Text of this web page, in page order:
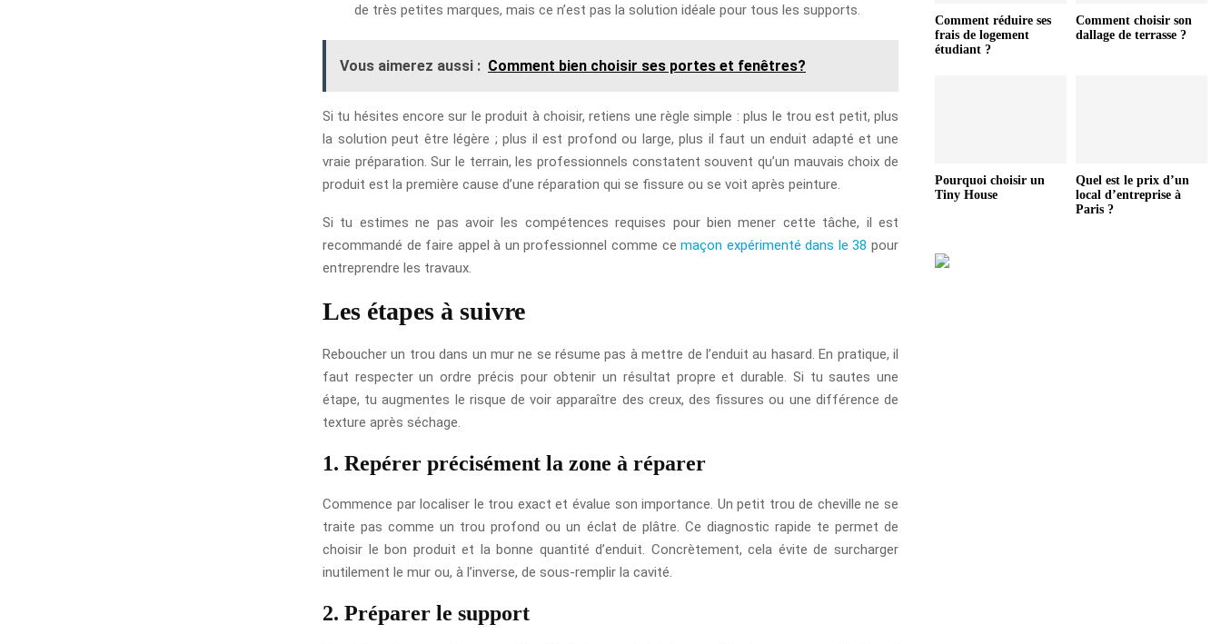
de très petites marques, mais ce n’est pas la solution idéale pour tous les supports.
Vous aimerez aussi : Comment bien choisir ses portes et fenêtres?
Si tu hésites encore sur le produit à choisir, retiens une règle simple : plus le trou est petit, plus
la solution peut être légère ; plus il est profond ou large, plus il faut un enduit adapté et une
vraie préparation. Sur le terrain, les professionnels constatent souvent qu’un mauvais choix de
produit est la première cause d’une réparation qui se fissure ou se voit après peinture.
Si tu estimes ne pas avoir les compétences requises pour bien mener cette tâche, il est
recommandé de faire appel à un professionnel comme cemaçon expérimenté dans le 38 pour
entreprendre les travaux.
Les étapes à suivre
Reboucher un trou dans un mur ne se résume pas à mettre de l’enduit au hasard. En pratique, il
faut respecter un ordre précis pour obtenir un résultat propre et durable. Si tu sautes une
étape, tu augmentes le risque de voir apparaître des creux, des fissures ou une différence de
texture après séchage.
1. Repérer précisément la zone à réparer
Commence par localiser le trou exact et évalue son importance. Un petit trou de cheville ne se
traite pas comme un trou profond ou un éclat de plâtre. Ce diagnostic rapide te permet de
choisir le bon produit et la bonne quantité d’enduit. Concrètement, cela évite de surcharger
inutilement le mur ou, à l’inverse, de sous-remplir la cavité.
2. Préparer le support
Comment réduire ses
frais de logement
étudiant ?
Comment choisir son
dallage de terrasse ?
Pourquoi choisir un
Tiny House
Quel est le prix d’un
local d’entreprise à
Paris ?